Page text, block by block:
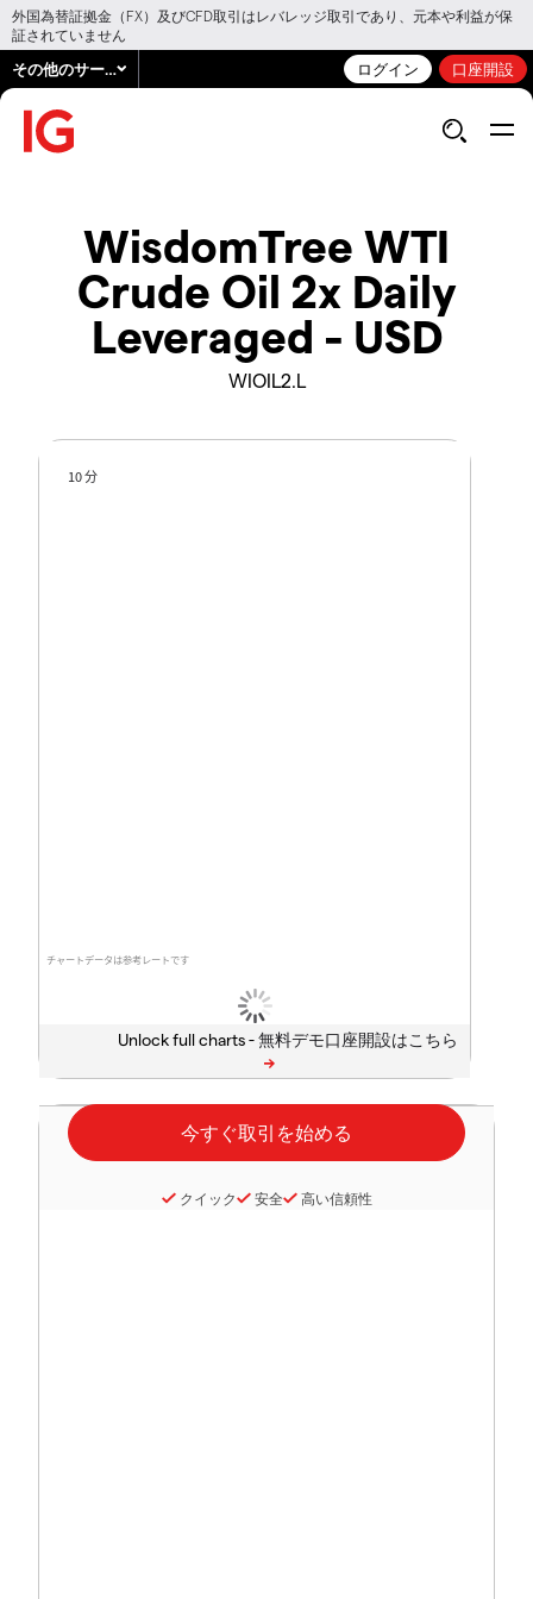
外国為替証拠金（FX）及びCFD取引はレバレッジ取引であり、元本や利益が保
証されていません
その他のサービス ログイン 口座開設
WisdomTree WTI
Crude Oil 2x Daily
Leveraged - USD
WIOIL2.L
チャートデータは参考レートです
10 分
Unlock full charts -
クイック 安全 高い信頼性